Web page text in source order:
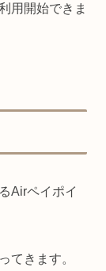
用開始できま
Airペイポイ
てきます。